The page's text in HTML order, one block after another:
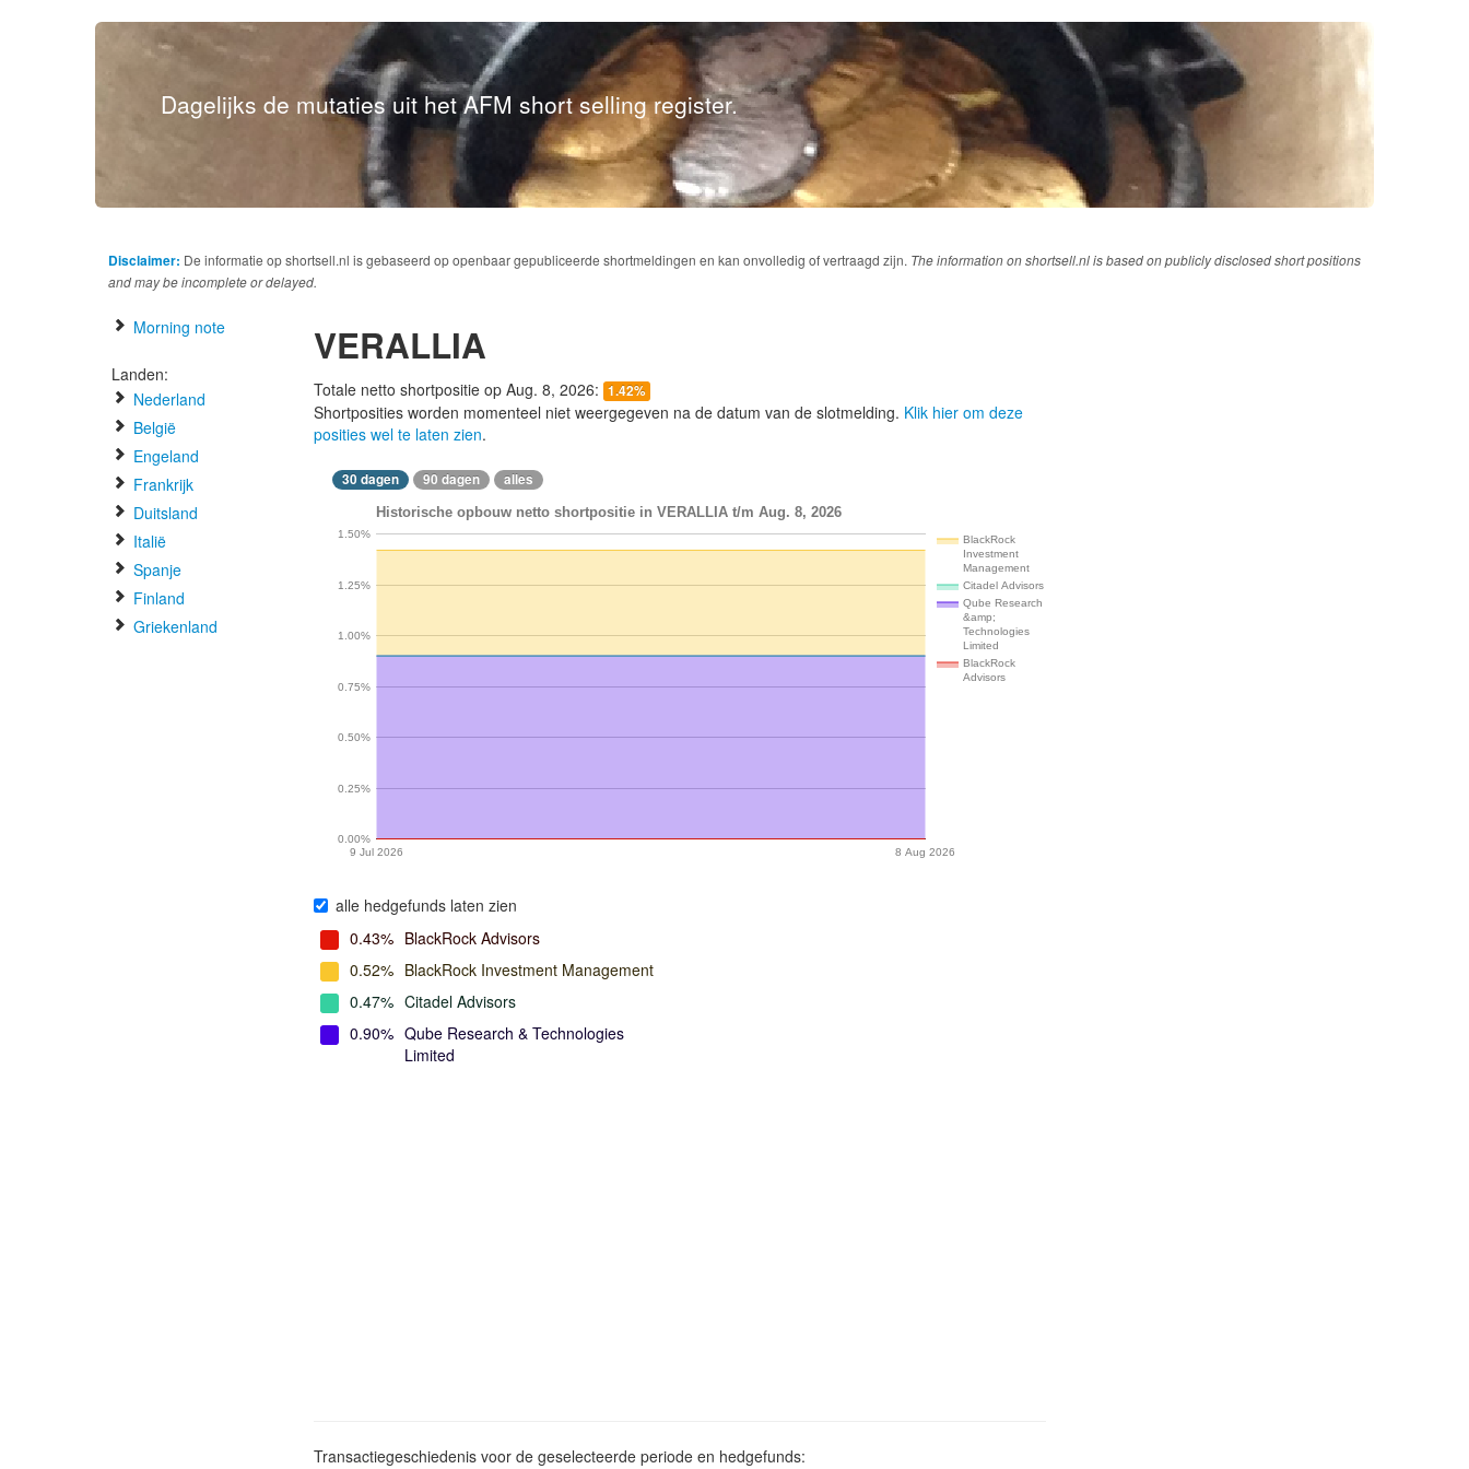
Dagelijks de mutaties uit het AFM short selling register.
Disclaimer: De informatie op shortsell.nl is gebaseerd op openbaar gepubliceerde shortmeldingen en kan onvolledig of vertraagd zijn. The information on shortsell.nl is based on publicly disclosed short positions
and may be incomplete or delayed.
Morning note
Landen:
Nederland
België
Engeland
Frankrijk
Duitsland
Italië
Spanje
Finland
Griekenland
VERALLIA
Totale netto shortpositie op Aug. 8, 2026: 1.42%
Shortposities worden momenteel niet weergegeven na de datum van de slotmelding. Klik hier om deze
posities wel te laten zien.
30 dagen 90 dagen alles
Historische opbouw netto shortpositie in VERALLIA t/m Aug. 8, 2026
BlackRock
Investment
Management
Citadel Advisors
Qube Research
&amp;
Technologies
Limited
BlackRock
Advisors
9 Jul 2026 8 Aug 2026
0.00%
0.25%
0.50%
0.75%
1.00%
1.25%
1.50%
alle hedgefunds laten zien
0.43% BlackRock Advisors
0.52% BlackRock Investment Management
0.47% Citadel Advisors
0.90% Qube Research & Technologies
Limited
Transactiegeschiedenis voor de geselecteerde periode en hedgefunds: